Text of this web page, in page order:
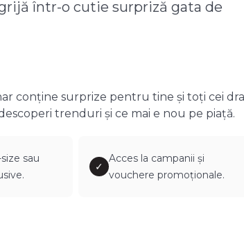
într-o cutie surpriză gata de
conține surprize pentru tine și toți cei
trenduri și ce mai e nou pe piață.
sau
✓
Acces la campanii și
vouchere promoționale.